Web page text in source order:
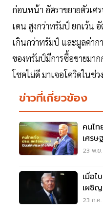
ก่อนหน้า อัตราขยายตัวเศ
เดน สูงกว่าทรัมป์ ยกเว้น
เกินกว่าทรัมป์ และมูลค่า
ของทรัมป์มีการซื้อขายมาก
โชคไม่ดี มาเจอโควิดในช่
ข่าวที่เกี่ยวข้อง
คนไท
เศร
23 พ.ย
เมื่อ
เผชิ
เลือ
23 ก.ค